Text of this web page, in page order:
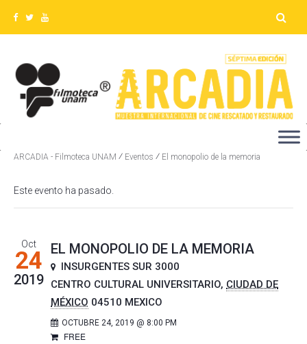
ARCADIA - Filmoteca UNAM ⁄ Eventos ⁄ El monopolio de la memoria
Este evento ha pasado.
Oct
24
2019
EL MONOPOLIO DE LA MEMORIA
INSURGENTES SUR 3000
CENTRO CULTURAL UNIVERSITARIO, CIUDAD DE
MÉXICO 04510 MEXICO
OCTUBRE 24, 2019 @ 8:00 PM
FREE